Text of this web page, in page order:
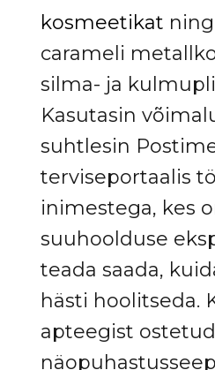
kosmeetikat
carameli
silma- ja
Kasutasin
suhtlesin
terviseportaalis
inimestega, kes
suuhoolduse
teada saada,
hästi hoolitseda.
apteegist ostetud